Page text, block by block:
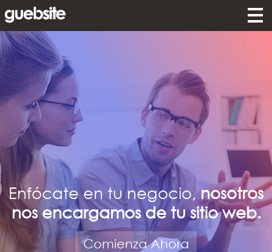
Enfócate en tu negocio,nosotros
nos encargamos de tu sitio web.
Comienza Ahora